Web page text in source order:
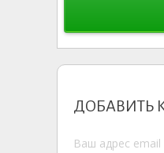
ДОБАВИТЬ
Ваш адрес email